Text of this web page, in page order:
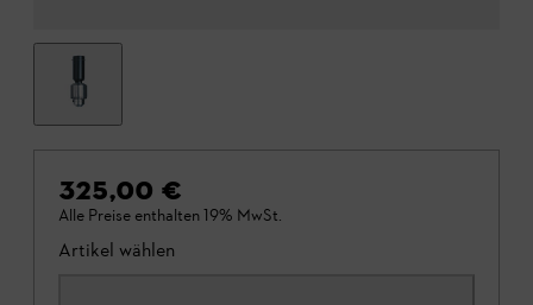
325,00 €
Alle Preise enthalten 19% MwSt.
Artikel wählen